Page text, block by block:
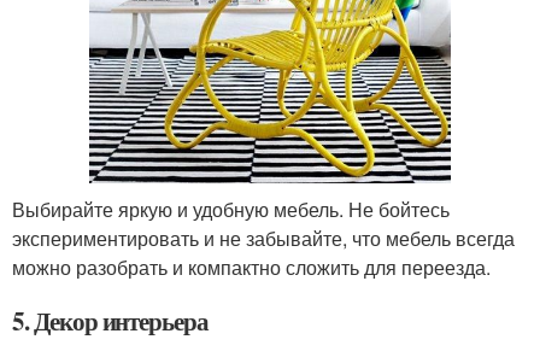
Выбирайте яркую и удобную мебель. Не бойтесь
экспериментировать и не забывайте, что мебель всегда
можно разобрать и компактно сложить для переезда.
5. Декор интерьера